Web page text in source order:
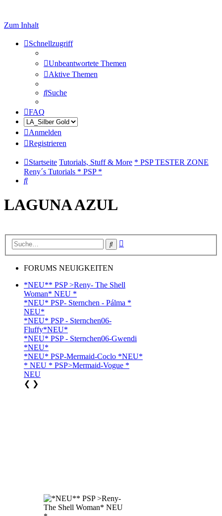
Zum Inhalt
Schnellzugriff
Unbeantwortete Themen
Aktive Themen
Suche
FAQ
Anmelden
Registrieren
Startseite Tutorials, Stuff & More * PSP TESTER ZONE
Reny´s Tutorials * PSP *
Suche
LAGUNA AZUL
Suche
FORUMS NEUIGKEITEN
*NEU** PSP >Reny- The Shell
Woman* NEU *
*NEU* PSP- Sternchen - Pálma *
NEU*
*NEU* PSP - Sternchen06-
Fluffy*NEU*
*NEU* PSP - Sternchen06-Gwendi
*NEU*
*NEU* PSP-Mermaid-Coclo *NEU*
* NEU * PSP>Mermaid-Vogue *
NEU
❮ ❯